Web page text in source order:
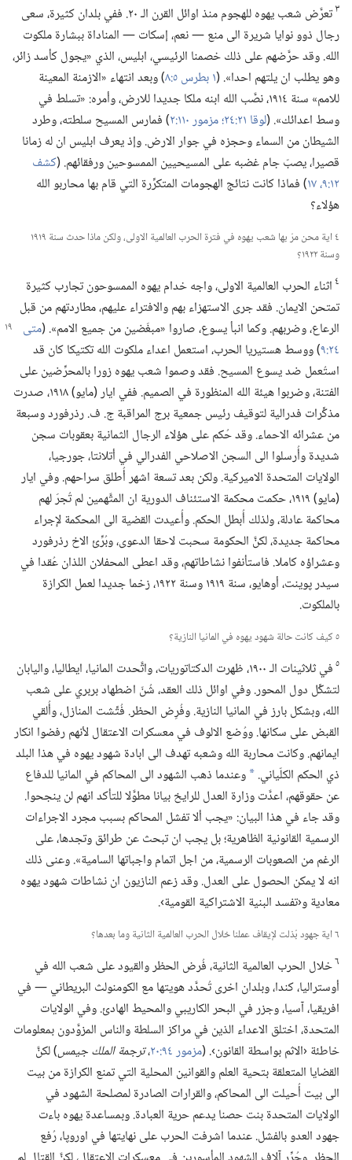
٣
تعرَّض شعب يهوه للهجوم منذ اوائل القرن الـ‍ ٢٠.‏ ففي بلدان كثيرة،‏ سعى
رجال ذوو نوايا شريرة الى منع —‏ نعم،‏ إسكات —‏ المناداة ببشارة ملكوت
الله.‏ وقد حرَّضهم على ذلك خصمنا الرئيسي،‏ ابليس،‏ الذي «يجول كأسد زائر،‏
وهو يطلب ان يلتهم احدا».‏ (‏١ بطرس ٥:‏٨
‏)‏ وبعد انتهاء «الازمنة المعينة
للامم» سنة ١٩١٤،‏ نصَّب الله ابنه ملكا جديدا للارض،‏ وأمره:‏ «تسلط في
وسط اعدائك».‏ (‏لوقا ٢١:‏٢٤؛‏ مزمور ١١٠:‏٢
‏)‏ فمارس المسيح سلطته،‏ وطرد
الشيطان من السماء وحجزه في جوار الارض.‏ وإذ يعرف ابليس ان له زمانا
قصيرا،‏ يصبّ جام غضبه على المسيحيين الممسوحين ورفقائهم.‏ (‏كشف
١٢:‏٩،‏
‏)‏ فماذا كانت نتائج الهجومات المتكرِّرة التي قام بها محاربو الله
هؤلاء؟‏
٤ اية محن مرّ بها شعب يهوه في فترة الحرب العالمية الاولى،‏ ولكن ماذا حدث سنة ١٩١٩
وسنة ١٩٢٢؟‏
٤ اثناء الحرب العالمية الاولى،‏ واجه خدام يهوه الممسوحون تجارب كثيرة
تمتحن الايمان.‏ فقد جرى الاستهزاء بهم والافتراء عليهم،‏ مطاردتهم من قبل
الرعاع،‏ وضربهم.‏وكما انبأ يسوع،‏ صاروا «مبغَضين من جميع الامم».‏ (‏متى
٢٤:‏٩ ‏)‏ ووسط هستيريا الحرب،‏ استعمل اعداء ملكوت الله تكتيكا كان قد
استُعمل ضد يسوع المسيح.‏ فقد وصموا شعب يهوه زورا بالمحرِّضين على
الفتنة،‏ وضربوا هيئة الله المنظورة في الصميم.‏ ففي ايار (‏مايو)‏ ١٩١٨،‏ صدرت
مذكِّرات فدرالية لتوقيف رئيس جمعية برج المراقبة ج.‏ ف.‏ رذرفورد وسبعة
من عشرائه الاحماء.‏ وقد حُكم على هؤلاء الرجال الثمانية بعقوبات سجن
شديدة وأُرسلوا الى السجن الاصلاحي الفدرالي في أتلانتا،‏ جورجيا،‏
الولايات المتحدة الاميركية.‏ ولكن بعد تسعة اشهر أُطلق سراحهم.‏ وفي ايار
(‏مايو)‏ ١٩١٩،‏ حكمت محكمة الاستئناف الدورية ان المتَّهمين لم تُجرَ لهم
محاكمة عادلة،‏ ولذلك أُبطل الحكم.‏ وأُعيدت القضية الى المحكمة لإجراء
محاكمة جديدة،‏ لكنَّ الحكومة سحبت لاحقا الدعوى،‏ وبُرِّئ الاخ رذرفورد
وعشراؤه كاملا.‏ فاستأنفوا نشاطاتهم،‏ وقد اعطى المحفلان اللذان عُقدا في
سيدر پوينت،‏ أوهايو،‏ سنة ١٩١٩ وسنة ١٩٢٢،‏ زخما جديدا لعمل الكرازة
بالملكوت.‏
٥ كيف كانت حالة شهود يهوه في المانيا النازية؟‏
٥
في ثلاثينات الـ‍ ١٩٠٠،‏ ظهرت الدكتاتوريات،‏ واتَّحدت المانيا،‏ ايطاليا،‏ واليابان
لتشكِّل دول المحور.‏ وفي اوائل ذلك العقد،‏ شُنّ اضطهاد بربري على شعب
الله،‏ وبشكل بارز في المانيا النازية.‏ وفُرِض الحظر.‏ فُتِّشت المنازل،‏ وأُلقي
القبض على سكانها.‏ ووُضع الالوف في معسكرات الاعتقال لأنهم رفضوا انكار
ايمانهم.‏ وكانت محاربة الله وشعبه تهدف الى ابادة شهود يهوه في هذا البلد
ذي الحكم الكلّياني.‏ * وعندما ذهب الشهود الى المحاكم في المانيا للدفاع
عن حقوقهم،‏ اعدَّت وزارة العدل للرايخ بيانا مطوَّلا للتأكد انهم لن ينجحوا.‏
وقد جاء في هذا البيان:‏ «يجب ألا تفشل المحاكم بسبب مجرد الاجراءات
الرسمية القانونية الظاهرية؛‏ بل يجب ان تبحث عن طرائق وتجدها،‏ على
الرغم من الصعوبات الرسمية،‏ من اجل اتمام واجباتها السامية».‏ وعنى ذلك
انه لا يمكن الحصول على العدل.‏ وقد زعم النازيون ان نشاطات شهود يهوه
معادية و‹تفسد البنية الاشتراكية القومية›.‏
٦ اية جهود بُذلت لإيقاف عملنا خلال الحرب العالمية الثانية وما بعدها؟‏
٦خلال الحرب العالمية الثانية،‏ فُرض الحظر والقيود على شعب الله في
أوستراليا،‏ كندا،‏ وبلدان اخرى تُحدَّد هويتها مع الكومنولث البريطاني —‏ في
افريقيا،‏ آسيا،‏ وجزر في البحر الكاريبي والمحيط الهادئ.‏ وفي الولايات
المتحدة،‏ اختلق الاعداء الذين في مراكز السلطة والناس المزوَّدون بمعلومات
خاطئة ‹الاثم بواسطة القانون›.‏ (‏مزمور ٩٤:‏٢٠ ‏،‏ترجمة الملك جيمس‏)‏ لكنَّ
القضايا المتعلقة بتحية العلم والقوانين المحلية التي تمنع الكرازة من بيت
الى بيت أُحيلت الى المحاكم،‏ والقرارات الصادرة لمصلحة الشهود في
الولايات المتحدة بنت حصنا يدعم حرية العبادة.‏ وبمساعدة يهوه باءت
جهود العدو بالفشل.‏ عندما اشرفت الحرب على نهايتها في اوروپا،‏ رُفع